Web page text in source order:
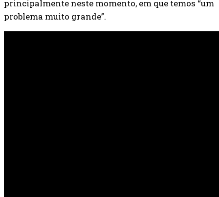
principalmente neste momento, em que temos “um
problema muito grande”.